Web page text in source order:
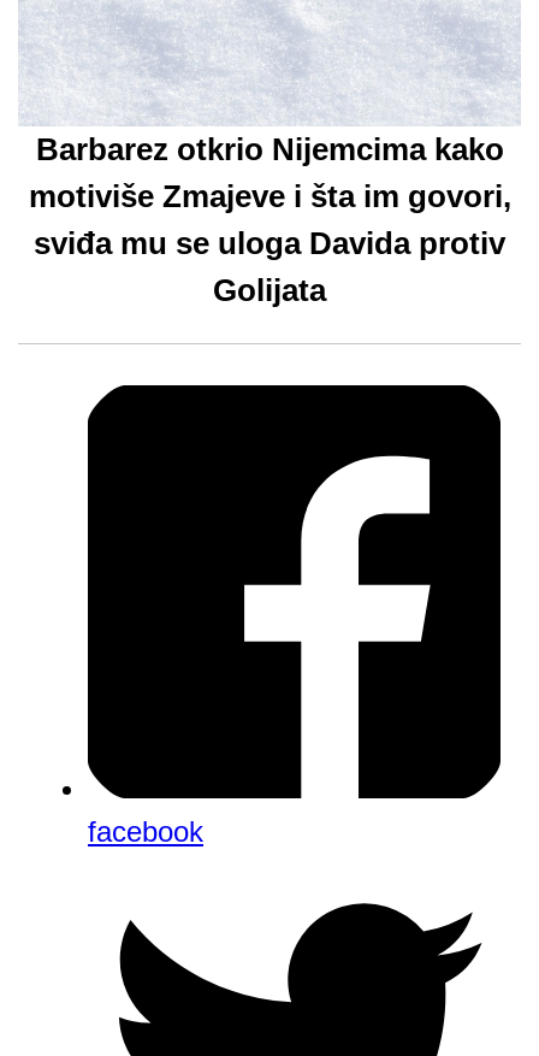
Barbarez otkrio Nijemcima kako
motiviše Zmajeve i šta im govori,
sviđa mu se uloga Davida protiv
Golijata
facebook